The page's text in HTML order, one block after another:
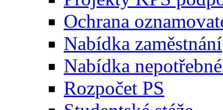
Ochrana
Nabídka zaměstnání
Nabídka
Rozpočet PS